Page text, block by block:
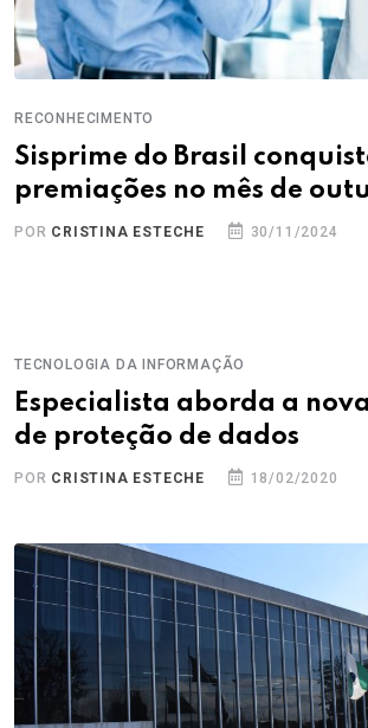
RECONHECIMENTO
Sisprime do Brasil
premiações no mês de
POR CRISTINA ESTECHE 30/11/2024
TECNOLOGIA DA INFORMAÇÃO
Especialista aborda a
de proteção de dados
POR CRISTINA ESTECHE 18/02/2020